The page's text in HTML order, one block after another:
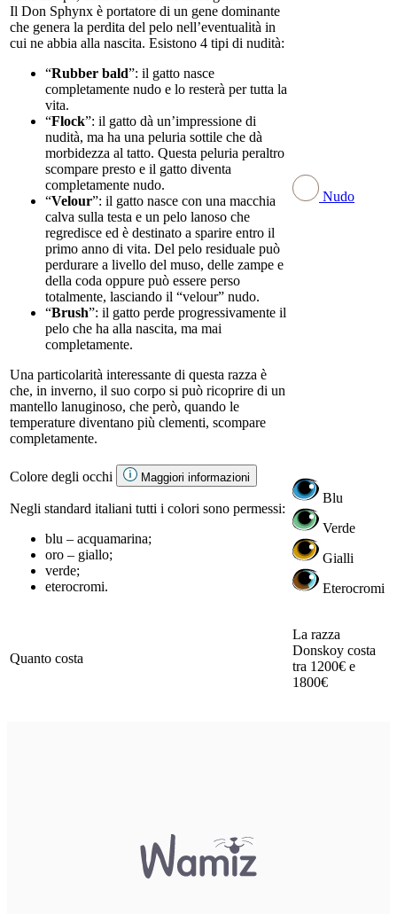
Il Don Sphynx è portatore di un gene dominante
che genera la perdita del pelo nell’eventualità in
cui ne abbia alla nascita. Esistono 4 tipi di nudità:
“Rubber bald”: il gatto nasce
completamente nudo e lo resterà per tutta la
vita.
“Flock”: il gatto dà un’impressione di
nudità, ma ha una peluria sottile che dà
morbidezza al tatto. Questa peluria peraltro
scompare presto e il gatto diventa
completamente nudo.
“Velour”: il gatto nasce con una macchia
calva sulla testa e un pelo lanoso che
regredisce ed è destinato a sparire entro il
primo anno di vita. Del pelo residuale può
perdurare a livello del muso, delle zampe e
della coda oppure può essere perso
totalmente, lasciando il “velour” nudo.
“Brush”: il gatto perde progressivamente il
pelo che ha alla nascita, ma mai
completamente.
Una particolarità interessante di questa razza è
che, in inverno, il suo corpo si può ricoprire di un
mantello lanuginoso, che però, quando le
temperature diventano più clementi, scompare
completamente.
Nudo
Colore degli occhi Maggiori informazioni
Negli standard italiani tutti i colori sono permessi:
blu – acquamarina;
oro – giallo;
verde;
eterocromi.
Blu
Verde
Gialli
Eterocromi
Quanto costa
La razza
Donskoy costa
tra 1200€ e
1800€